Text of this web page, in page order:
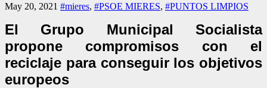
May 20, 2021 #mieres, #PSOE MIERES, #PUNTOS LIMPIOS
El Grupo Municipal Socialista
propone compromisos con el
reciclaje para conseguir los objetivos
europeos